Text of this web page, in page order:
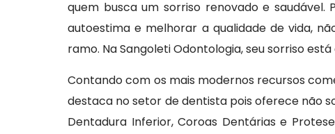
quem busca um sorriso renovado e
autoestima e melhorar a qualidade de vida,
ramo. Na Sangoleti Odontologia, seu sorriso
Contando com os mais modernos recursos
destaca no setor de dentista pois oferece não
Dentadura Inferior, Coroas Dentárias e